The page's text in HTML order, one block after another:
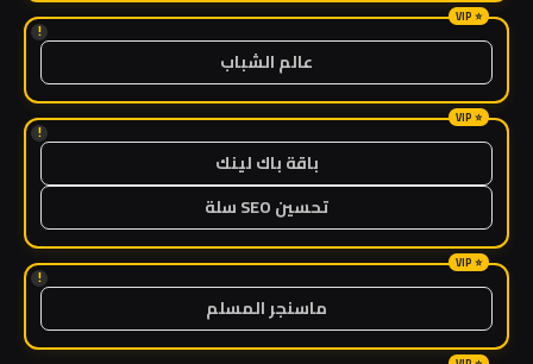
!
عالم الشباب
!
باقة باك لينك
تحسين SEO سلة
!
ماسنجر المسلم